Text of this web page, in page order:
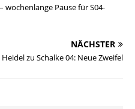
wochenlange Pause für S04-
NÄCHSTER
zu Schalke 04: Neue Zweifel